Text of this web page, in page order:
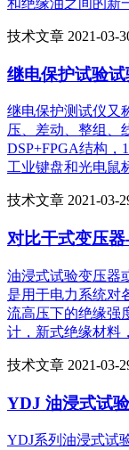
和绝缘油之间的新
技术文章 2021-03-
继电保护试验
继电保护测试仪又
压、差动、整组、
DSP+FPGA结构
工业键盘和光电鼠
技术文章 2021-03-
对比干式变压
油浸式试验变压器
是用于电力系统对
流高压下的绝缘强
计，新式绝缘材料
技术文章 2021-03-
YDJ 油浸式试
YDJ系列油浸式试